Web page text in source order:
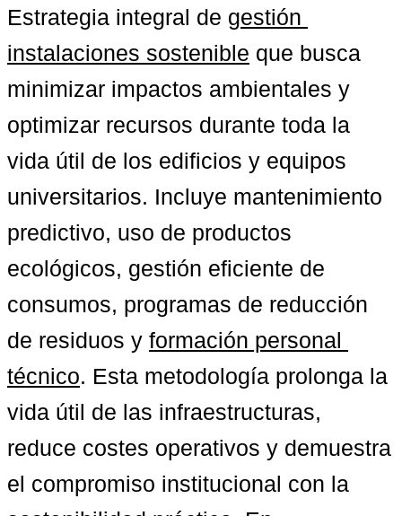
Estrategia integral de gestión
instalaciones sostenible que busca
minimizar impactos ambientales y
optimizar recursos durante toda la
vida útil de los edificios y equipos
universitarios. Incluye mantenimiento
predictivo, uso de productos
ecológicos, gestión eficiente de
consumos, programas de reducción
de residuos y formación personal
técnico. Esta metodología prolonga la
vida útil de las infraestructuras,
reduce costes operativos y demuestra
el compromiso institucional con la